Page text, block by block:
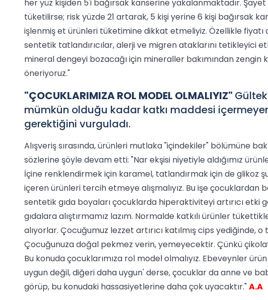
her yüz kişiden 5'i bağırsak kanserine yakalanmaktadır.
tüketilirse; risk yüzde 21 artarak, 5 kişi yerine 6 kişi bağırsak
işlenmiş et ürünleri tüketimine dikkat etmeliyiz. Özellikle
sentetik tatlandırıcılar, alerji ve migren ataklarını tetikleyici
mineral dengeyi bozacağı için mineraller bakımından
öneriyoruz."
"ÇOCUKLARIMIZA ROL MODEL OLMALIYIZ"
mümkün olduğu kadar katkı maddesi
gerektiğini vurguladı.
Alışveriş sırasında, ürünleri mutlaka "içindekiler" bölümüne
sözlerine şöyle devam etti: "Nar ekşisi niyetiyle aldığımız
İçine renklendirmek için karamel, tatlandırmak için de glikoz
içeren ürünleri tercih etmeye alışmalıyız. Bu işe çocuklardan
sentetik gıda boyaları çocuklarda hiperaktiviteyi artırıcı etki
gıdalara alıştırmamız lazım. Normalde katkılı ürünler
alıyorlar. Çocuğumuz lezzet artırıcı katılmış cips yediğinde,
Çocuğunuza doğal pekmez verin, yemeyecektir. Çünkü
Bu konuda çocuklarımıza rol model olmalıyız. Ebeveynler
uygun değil, diğeri daha uygun' derse, çocuklar da anne ve
görüp, bu konudaki hassasiyetlerine daha çok uyacaktır."A.A